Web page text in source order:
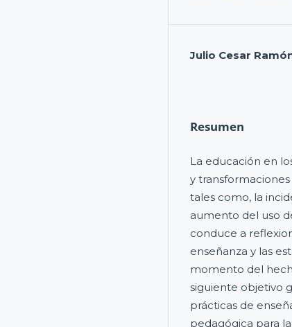
Julio Cesar
Resumen
La educación en
y
tales como, la
aumento del uso
conduce a
enseñanza y las
momento del
siguiente objetivo
prácticas de
pedagógica para